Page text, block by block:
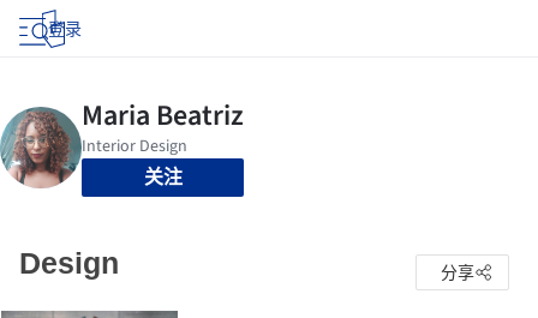
登录
关注
Design 分享